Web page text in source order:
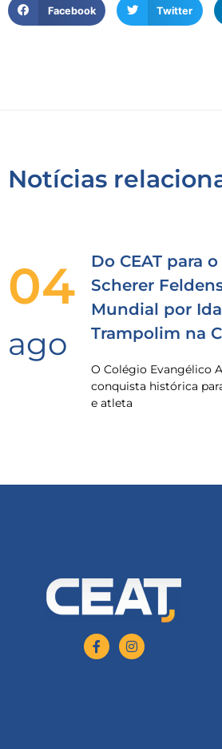
Facebook Twitter
Notícias
04
ago
Do CEAT para
Scherer
Mundial por
Trampolim na
O Colégio Evangélico
conquista histórica
e atleta